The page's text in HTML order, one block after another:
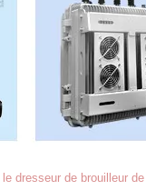
dresseur de brouilleur